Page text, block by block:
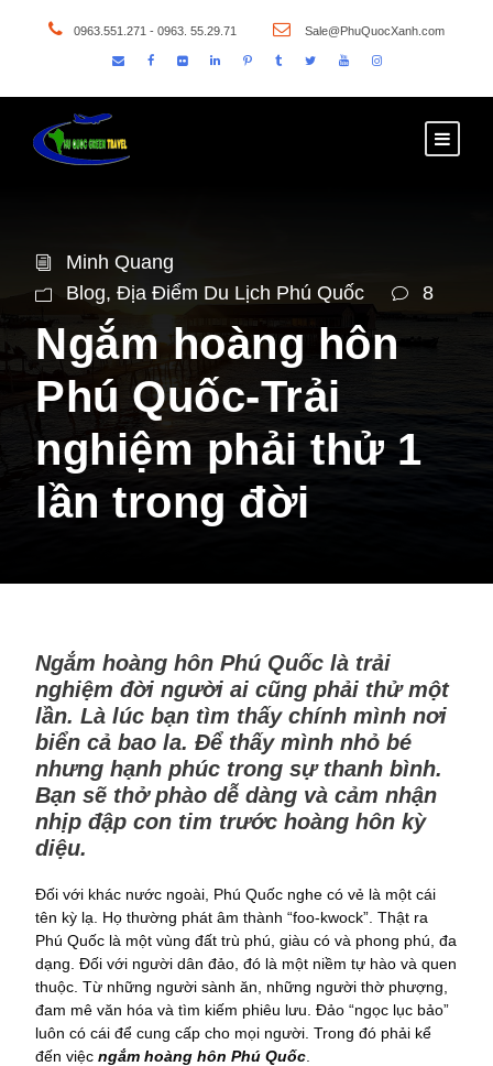
0963.551.271 - 0963. 55.29.71 Sale@PhuQuocXanh.com
Minh Quang
Blog, Địa Điểm Du Lịch Phú Quốc 8
Ngắm hoàng hôn
Phú Quốc-Trải
nghiệm phải thử 1
lần trong đời
Ngắm hoàng hôn Phú Quốc là trải
nghiệm đời người ai cũng phải thử một
lần. Là lúc bạn tìm thấy chính mình nơi
biển cả bao la. Để thấy mình nhỏ bé
nhưng hạnh phúc trong sự thanh bình.
Bạn sẽ thở phào dễ dàng và cảm nhận
nhịp đập con tim trước hoàng hôn kỳ
diệu.
Đối với khác nước ngoài, Phú Quốc nghe có vẻ là một cái
tên kỳ lạ. Họ thường phát âm thành “foo-kwock”. Thật ra
Phú Quốc là một vùng đất trù phú, giàu có và phong phú, đa
dạng. Đối với người dân đảo, đó là một niềm tự hào và quen
thuộc. Từ những người sành ăn, những người thờ phượng,
đam mê văn hóa và tìm kiếm phiêu lưu. Đảo “ngọc lục bảo”
luôn có cái để cung cấp cho mọi người. Trong đó phải kể
đến việc ngắm hoàng hôn Phú Quốc